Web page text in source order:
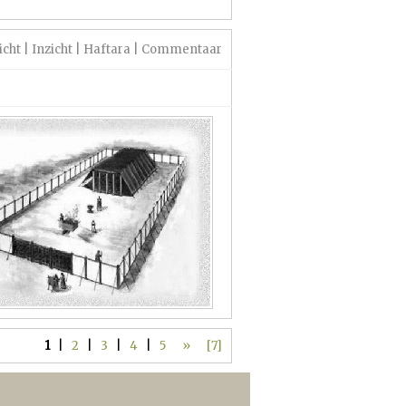
Inzicht Haftara Commentaar
1| 2 3 4 5 » [7]